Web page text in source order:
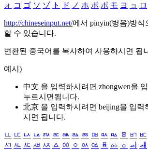
ォ コ ゴ ソ ゾ ト ド ノ ホ ボ ポ モ ヨ ョ ロ
http://chineseinput.net/에서 pinyin(병음)방
할 수 있습니다.
변환된 중국어를 복사하여 사용하시면 됩
예시)
中文 을 입력하시려면 zhongwen을
누르시면됩니다.
北京 을 입력하시려면 beijing을 입력
시면 됩니다.
ㅥ ㅦ ㅧ ㅨ ㅩ ㅪ ㅫ ㅬ ㅭ ㅮ ㅯ ㅰ ㅱ ㅲ ㅳ
ㅺ ㅻ ㅼ ㅽ ㅾ ㅿ ㆀ ㆁ ㆂ ㆃ ㆄ ㆅ ㆆ ㆇ ㆈ